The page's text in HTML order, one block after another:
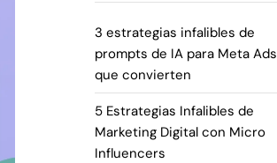
3 estrategias infalibles de
prompts de IA para Meta Ads
que convierten
5 Estrategias Infalibles de
Marketing Digital con Micro
Influencers